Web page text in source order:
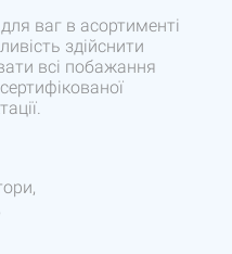
ваг в асортименті
здійснити
всі побажання